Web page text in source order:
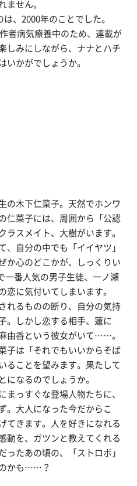
ません。
、2000年のことでした。
者病気療養中のため、連載が
しみにしながら、ナナとハチ
いかがでしょうか。
の木下仁菜子。天然でホンワ
仁菜子には、周囲から「公認
ラスメイト、大樹がいます。
、自分の中でも「イイヤツ」
心のどこかが、しっくりい
番人気の男子生徒、一ノ瀬
恋に気付いてしまいます。
れるものの断り、自分の気持
。しかし恋する相手、蓮に
由香という彼女がいて……。
子は「それでもいいからそば
ることを望みます。果たして
になるのでしょうか。
まっすぐな登場人物たちに、
。大人になった今だからこ
てきます。人を好きになれる
動を、ガツンと教えてくれる
たあの頃の、「ストロボ」
かも……？